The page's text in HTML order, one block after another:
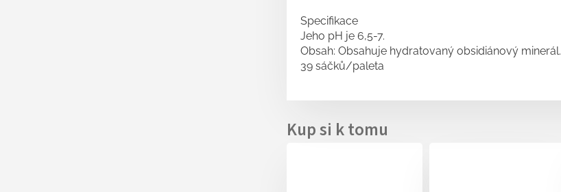
Specifikace
Jeho pH je 6,5-7.
Obsah: Obsahuje hydratovaný obsidiánový minerál.
39 sáčků/paleta